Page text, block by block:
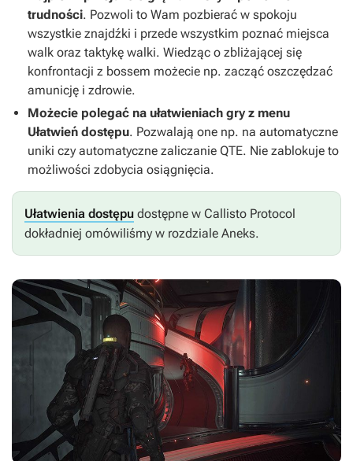
trudności. Pozwoli to Wam pozbierać w spokoju
wszystkie znajdźki i przede wszystkim poznać miejsca
walk oraz taktykę walki. Wiedząc o zbliżającej się
konfrontacji z bossem możecie np. zacząć oszczędzać
amunicję i zdrowie.
Możecie polegać na ułatwieniach gry z menu
Ułatwień dostępu. Pozwalają one np. na automatyczne
uniki czy automatyczne zaliczanie QTE. Nie zablokuje to
możliwości zdobycia osiągnięcia.
Ułatwienia dostępu dostępne w Callisto Protocol
dokładniej omówiliśmy w rozdziale Aneks.